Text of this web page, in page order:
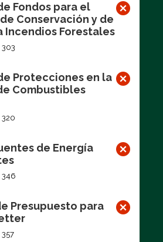
Fondos para el
Conservación y de
Incendios Forestales
303
Protecciones en la
Combustibles
320
de Energía
346
Presupuesto para